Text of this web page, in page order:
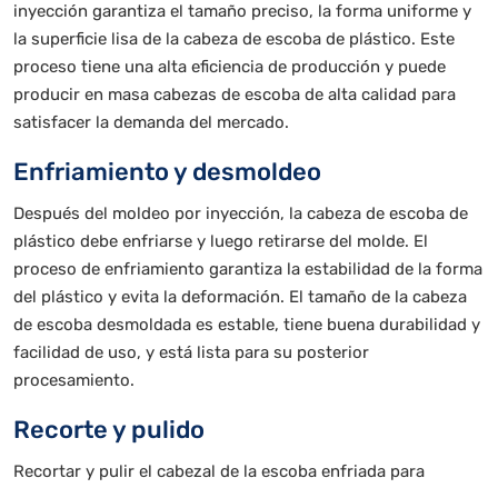
inyección garantiza el tamaño preciso, la forma uniforme y
la superficie lisa de la cabeza de escoba de plástico. Este
proceso tiene una alta eficiencia de producción y puede
producir en masa cabezas de escoba de alta calidad para
satisfacer la demanda del mercado.
Enfriamiento y desmoldeo
Después del moldeo por inyección, la cabeza de escoba de
plástico debe enfriarse y luego retirarse del molde. El
proceso de enfriamiento garantiza la estabilidad de la forma
del plástico y evita la deformación. El tamaño de la cabeza
de escoba desmoldada es estable, tiene buena durabilidad y
facilidad de uso, y está lista para su posterior
procesamiento.
Recorte y pulido
Recortar y pulir el cabezal de la escoba enfriada para